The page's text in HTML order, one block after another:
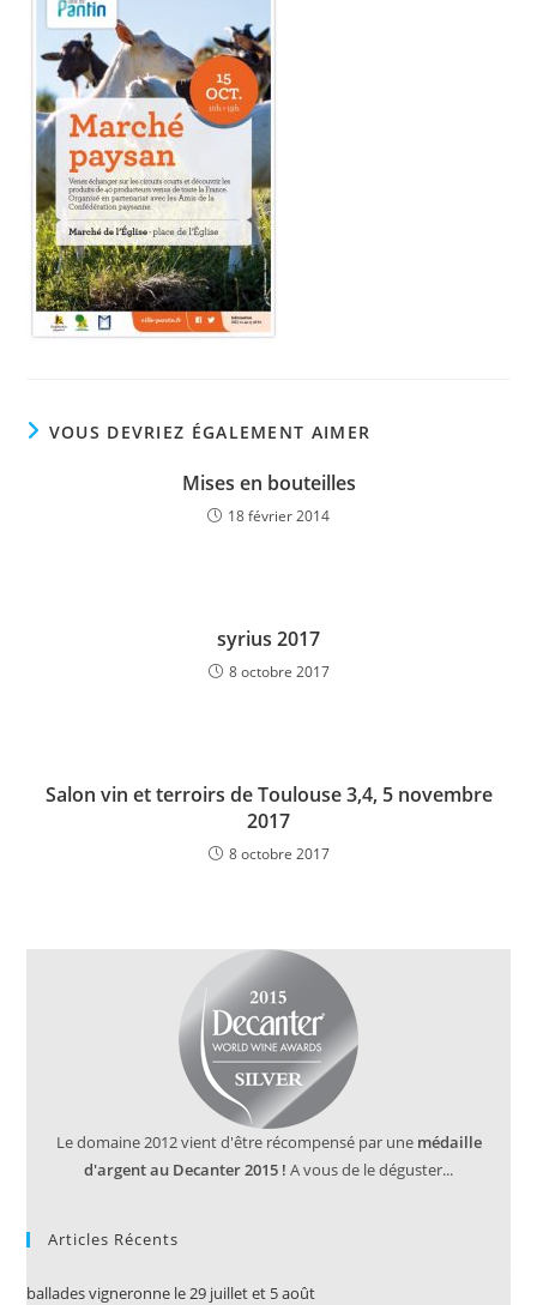
VOUS DEVRIEZ ÉGALEMENT AIMER
Mises en bouteilles
18 février 2014
syrius 2017
8 octobre 2017
Salon vin et terroirs de Toulouse 3,4, 5 novembre
2017
8 octobre 2017
Le domaine 2012 vient d'être récompensé par une médaille
d'argent au Decanter 2015 ! A vous de le déguster...
Articles Récents
ballades vigneronne le 29 juillet et 5 août